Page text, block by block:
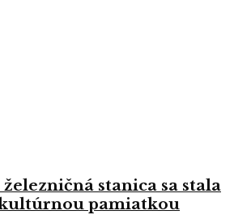
železničná stanica sa stala
pamiatkou